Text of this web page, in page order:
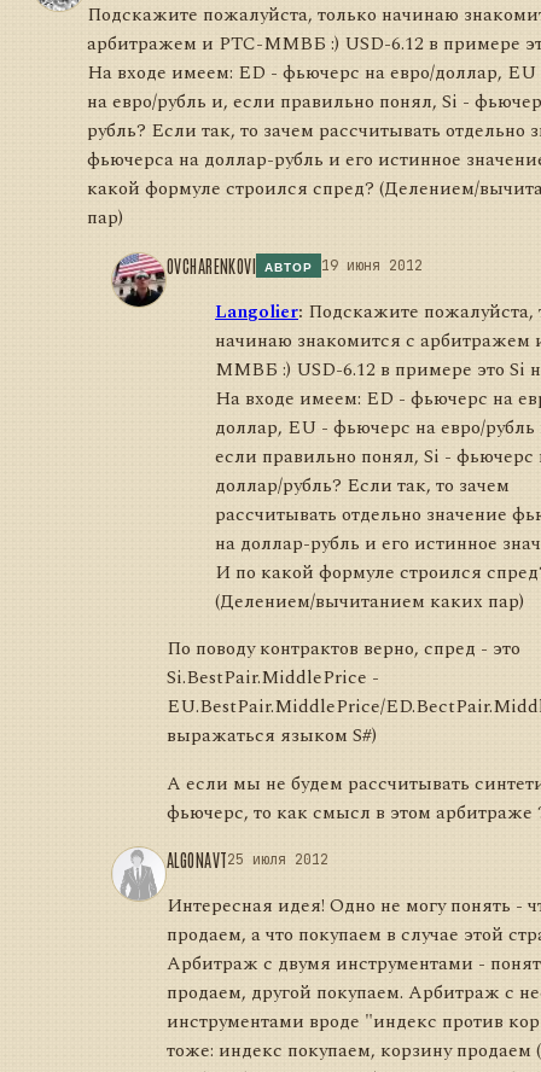
Подскажите пожалуйста, только начинаю
арбитражем и РТС-ММВБ :) USD-6.12 в примере
На входе имеем: ED - фьючерс на евро/доллар,
на евро/рубль и, если правильно понял, Si -
рубль? Если так, то зачем рассчитывать отдельно
фьючерса на доллар-рубль и его истинное
какой формуле строился спред? (Делением/
пар)
OVCHARENKOVI АВТОР 19 июня 2012
Langolier: Подскажите пожалуйста,
начинаю знакомится с
ММВБ :) USD-6.12 в примере это Si
На входе имеем: ED - фьючерс на
доллар, EU - фьючерс на евро/рубль
если правильно понял, Si - фьючерс
доллар/рубль? Если так, то зачем
рассчитывать отдельно значение
на доллар-рубль и его истинное
И по какой формуле строился
(Делением/вычитанием каких пар)
По поводу контрактов верно, спред - это
Si.BestPair.MiddlePrice -
EU.BestPair.MiddlePrice/
выражаться языком S#)
А если мы не будем рассчитывать
фьючерс, то как смысл в этом арбитраже
ALGONAVT25 июля 2012
Интересная идея! Одно не могу понять -
продаем, а что покупаем в случае этой
Арбитраж с двумя инструментами -
продаем, другой покупаем. Арбитраж с
инструментами вроде "индекс против
тоже: индекс покупаем, корзину продаем